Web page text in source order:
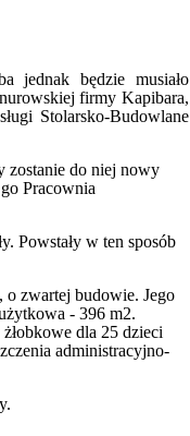
jednak będzie musiało
firmy Kapibara,
Stolarsko-Budowlane
zostanie do niej nowy
Pracownia
Powstały w ten sposób
o zwartej budowie. Jego
- 396 m2.
dla 25 dzieci
administracyjno-